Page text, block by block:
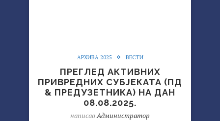
АРХИВА 2025 ВЕСТИ
ПРЕГЛЕД АКТИВНИХ
ПРИВРЕДНИХ СУБЈЕКАТА (ПД
& ПРЕДУЗЕТНИКА) НА ДАН
08.08.2025.
написао Администратор